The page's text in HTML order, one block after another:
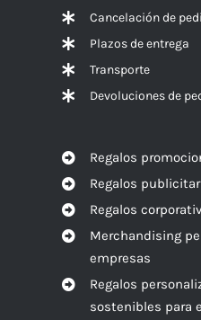
Cancelación de
Plazos de entrega
Transporte
Devoluciones de
Regalos
Regalos
Regalos
Merchandising
empresas
Regalos
sostenibles para